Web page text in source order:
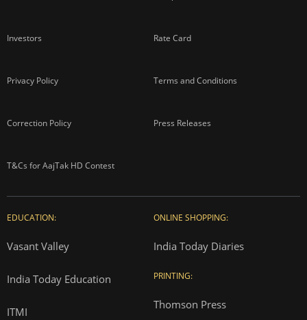
Investors Rate Card
Privacy Policy Terms and Conditions
Correction Policy Press Releases
T&Cs for AajTak HD Contest
EDUCATION:
Vasant Valley
India Today Education
ITMI
ONLINE SHOPPING:
India Today Diaries
PRINTING:
Thomson Press